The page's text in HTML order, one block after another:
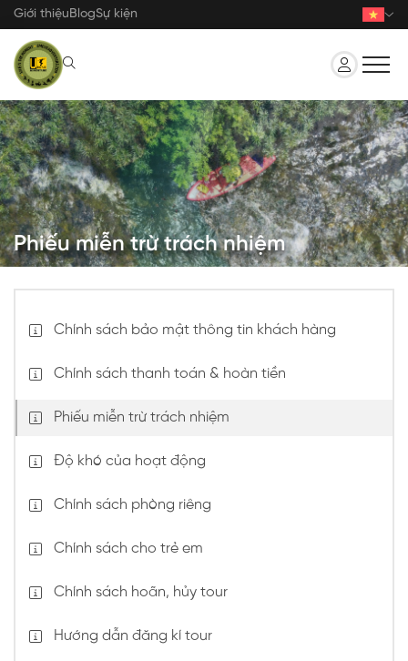
Nhảy
đến
dung
Giới thiệuBlogSự kiện
Phiếu miễn trừ trách nhiệm
Chính sách bảo mật thông tin khách hàng
Chính sách thanh toán & hoàn tiền
Phiếu miễn trừ trách nhiệm
Độ khó của hoạt động
Chính sách phòng riêng
Chính sách cho trẻ em
Chính sách hoãn, hủy tour
Hướng dẫn đăng kí tour